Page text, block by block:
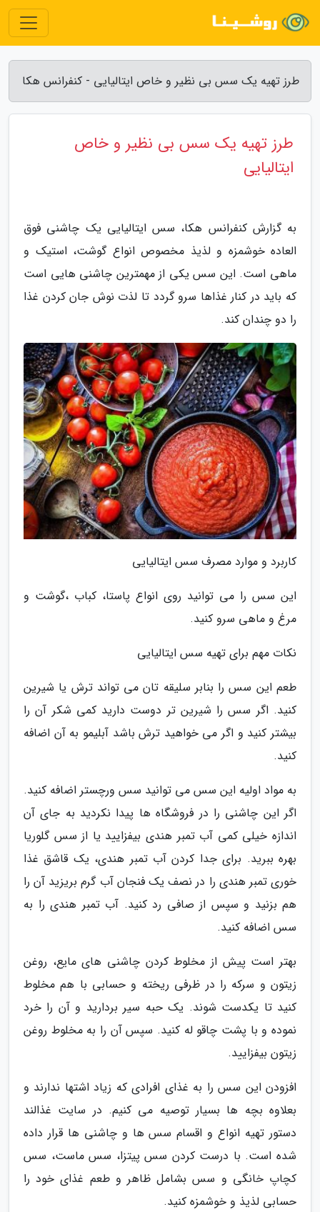
طرز تهیه یک سس بی نظیر و خاص ایتالیایی - کنفرانس هکا
طرز تهیه یک سس بی نظیر و خاص
ایتالیایی
به گزارش کنفرانس هکا، سس ایتالیایی یک چاشنی فوق
العاده خوشمزه و لذیذ مخصوص انواع گوشت، استیک و
ماهی است. این سس یکی از مهمترین چاشنی هایی است
که باید در کنار غذاها سرو گردد تا لذت نوش جان کردن غذا
را دو چندان کند.
کاربرد و موارد مصرف سس ایتالیایی
این سس را می توانید روی انواع پاستا، کباب ،گوشت و
مرغ و ماهی سرو کنید.
نکات مهم برای تهیه سس ایتالیایی
طعم این سس را بنابر سلیقه تان می تواند ترش یا شیرین
کنید. اگر سس را شیرین تر دوست دارید کمی شکر آن را
بیشتر کنید و اگر می خواهید ترش باشد آبلیمو به آن اضافه
کنید.
به مواد اولیه این سس می توانید سس ورچستر اضافه کنید.
اگر این چاشنی را در فروشگاه ها پیدا نکردید به جای آن
اندازه خیلی کمی آب تمبر هندی بیفزایید یا از سس گلوریا
بهره ببرید. برای جدا کردن آب تمبر هندی، یک قاشق غذا
خوری تمبر هندی را در نصف یک فنجان آب گرم بریزید آن را
هم بزنید و سپس از صافی رد کنید. آب تمبر هندی را به
سس اضافه کنید.
بهتر است پیش از مخلوط کردن چاشنی های مایع، روغن
زیتون و سرکه را در ظرفی ریخته و حسابی با هم مخلوط
کنید تا یکدست شوند. یک حبه سیر بردارید و آن را خرد
نموده و با پشت چاقو له کنید. سپس آن را به مخلوط روغن
زیتون بیفزایید.
افزودن این سس را به غذای افرادی که زیاد اشتها ندارند و
بعلاوه بچه ها بسیار توصیه می کنیم. در سایت غذالند
دستور تهیه انواع و اقسام سس ها و چاشنی ها قرار داده
شده است. با درست کردن سس پیتزا، سس ماست، سس
کچاپ خانگی و سس بشامل ظاهر و طعم غذای خود را
حسابی لذیذ و خوشمزه کنید.